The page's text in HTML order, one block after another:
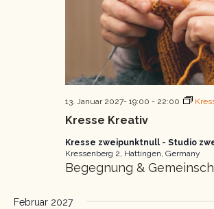
Kresse Kreativ
13. Januar 2027- 19:00 - 22:00
Kresse zweipunktnull - Studio
Kressenberg 2, Hattingen, Germany
Begegnung &
Februar 2027